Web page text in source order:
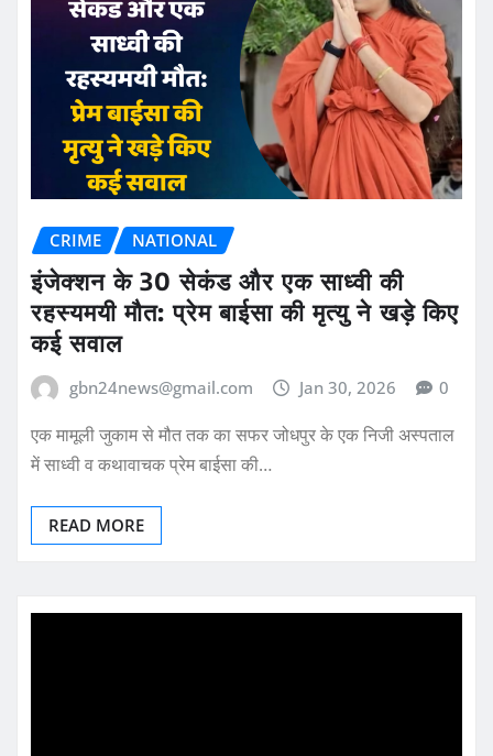
CRIME NATIONAL
इंजेक्शन के 30 सेकंड और एक साध्वी की
रहस्यमयी मौत: प्रेम बाईसा की मृत्यु ने खड़े किए
कई सवाल
gbn24news@gmail.com Jan 30, 2026 0
एक मामूली जुकाम से मौत तक का सफर जोधपुर के एक निजी अस्पताल
में साध्वी व कथावाचक प्रेम बाईसा की…
READ MORE